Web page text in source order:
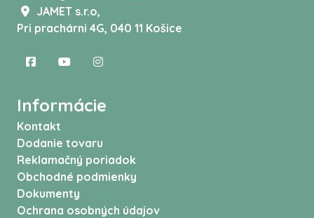
JAMET s.r.o,
Pri prachárni 4G, 040 11 Košice
Informácie
Kontakt
Dodanie tovaru
Reklamačný poriadok
Obchodné podmienky
Dokumenty
Ochrana osobných údajov